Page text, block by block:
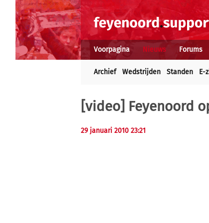
Voorpagina Nieuws Forums
Archief Wedstrijden Standen E-
[video] Feyenoord
29 januari 2010 23:21